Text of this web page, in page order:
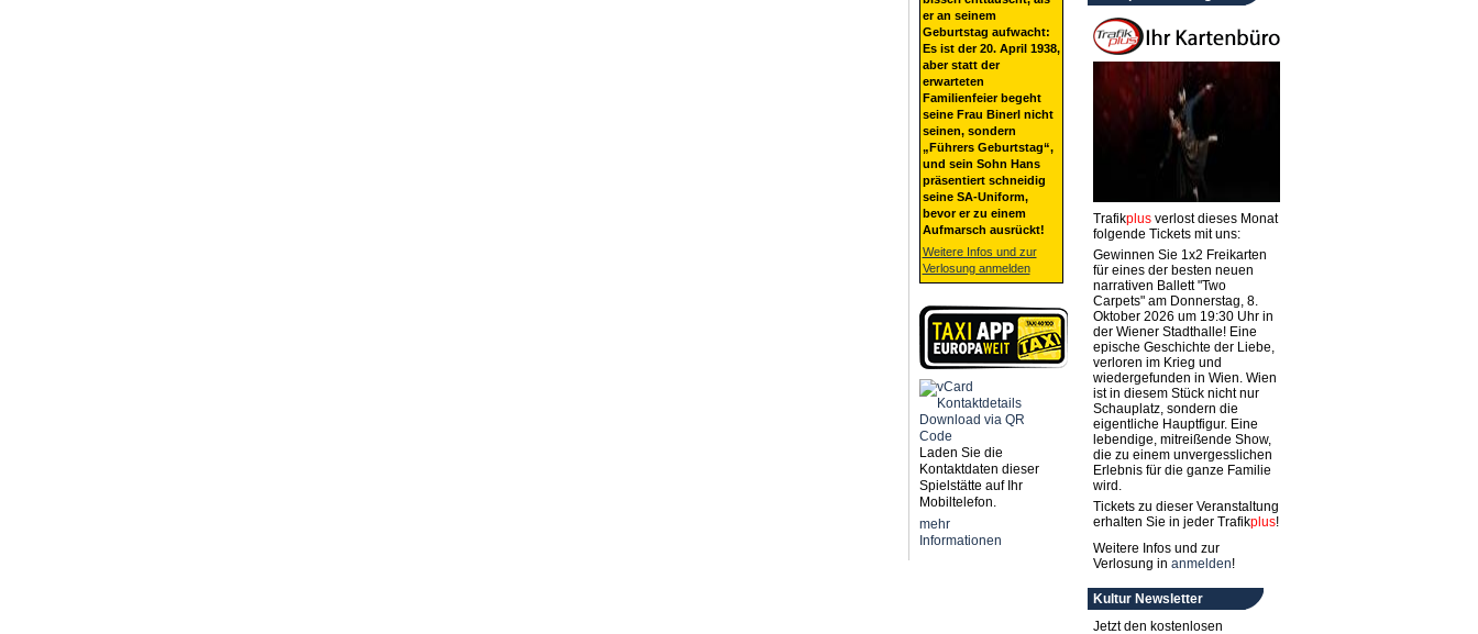
er an seinem
Geburtstag aufwacht:
Es ist der 20. April 1938,
aber statt der
erwarteten
Familienfeier begeht
seine Frau Binerl nicht
seinen, sondern
„Führers Geburtstag“,
und sein Sohn Hans
präsentiert schneidig
seine SA-Uniform,
bevor er zu einem
Aufmarsch ausrückt!
Weitere Infos und zur
Verlosung anmelden
Laden Sie die
Kontaktdaten dieser
Spielstätte auf Ihr
Mobiltelefon.
mehr
Informationen
Trafikplusverlost dieses Monat
folgende Tickets mit uns:
Gewinnen Sie 1x2 Freikarten
für eines der besten neuen
narrativen Ballett "Two
Carpets" am Donnerstag, 8.
Oktober 2026 um 19:30 Uhr in
der Wiener Stadthalle! Eine
epische Geschichte der Liebe,
verloren im Krieg und
wiedergefunden in Wien. Wien
ist in diesem Stück nicht nur
Schauplatz, sondern die
eigentliche Hauptfigur. Eine
lebendige, mitreißende Show,
die zu einem unvergesslichen
Erlebnis für die ganze Familie
wird.
Tickets zu dieser Veranstaltung
erhalten Sie in jeder Trafikplus!
Weitere Infos und zur
Verlosung in anmelden!
Kultur Newsletter
Jetzt den kostenlosen